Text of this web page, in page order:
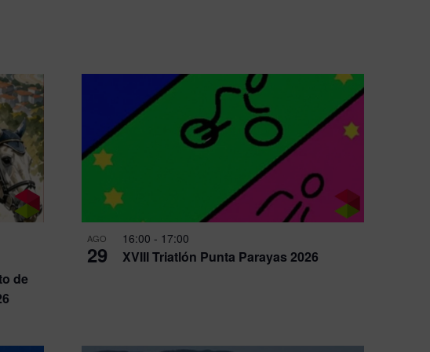
de
AGO
29 XVIII Triatlón Punta Parayas 2026
16:00 - 17:00